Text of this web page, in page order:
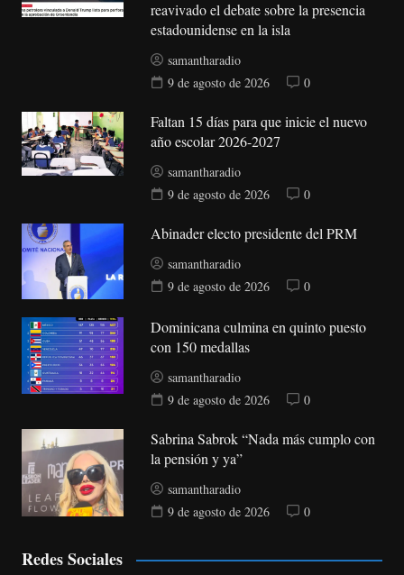
reavivado el debate sobre la presencia
estadounidense en la isla
samantharadio
9 de agosto de 2026
0
Faltan 15 días para que inicie el nuevo
año escolar 2026-2027
samantharadio
9 de agosto de 2026
0
Abinader electo presidente del PRM
samantharadio
9 de agosto de 2026
0
Dominicana culmina en quinto puesto
con 150 medallas
samantharadio
9 de agosto de 2026
0
Sabrina Sabrok “Nada más cumplo con
la pensión y ya”
samantharadio
9 de agosto de 2026
0
Redes Sociales